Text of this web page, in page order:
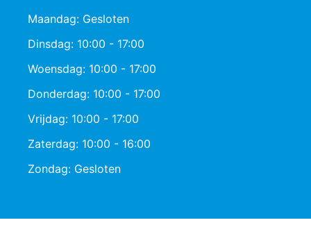
Maandag: Gesloten
Dinsdag: 10:00 - 17:00
Woensdag: 10:00 - 17:00
Donderdag: 10:00 - 17:00
Vrijdag: 10:00 - 17:00
Zaterdag: 10:00 - 16:00
Zondag: Gesloten